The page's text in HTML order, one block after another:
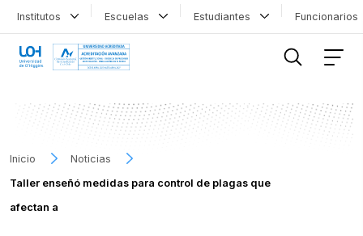
Institutos Escuelas Estudiantes
Inicio
Noticias
Taller enseñó medidas para control de plagas que
afectan a